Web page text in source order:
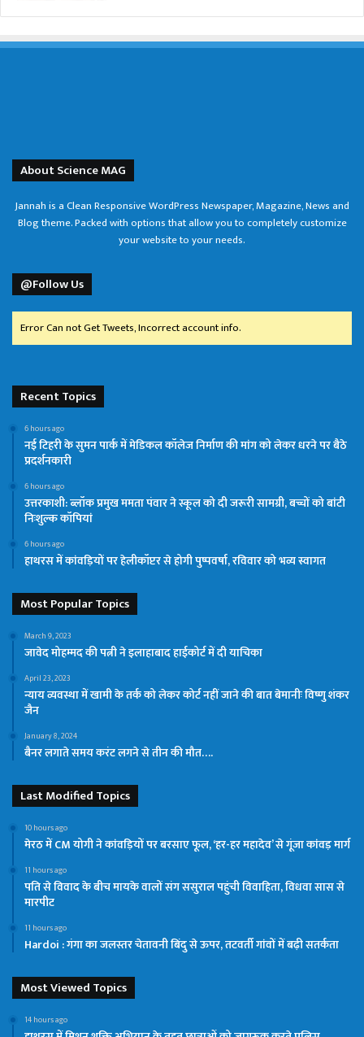
About Science MAG
Jannah is a Clean Responsive WordPress Newspaper, Magazine, News and
Blog theme. Packed with options that allow you to completely customize
your website to your needs.
@Follow Us
Error Can not Get Tweets, Incorrect account info.
Recent Topics
6 hours ago
नई टिहरी के सुमन पार्क में मेडिकल कॉलेज निर्माण की मांग को लेकर धरने पर बैठे
प्रदर्शनकारी
6 hours ago
उत्तरकाशी: ब्लॉक प्रमुख ममता पंवार ने स्कूल को दी जरूरी सामग्री, बच्चों को बांटी
निःशुल्क कॉपियां
6 hours ago
हाथरस में कांवड़ियों पर हेलीकॉप्टर से होगी पुष्पवर्षा, रविवार को भव्य स्वागत
Most Popular Topics
March 9, 2023
जावेद मोहम्मद की पत्नी ने इलाहाबाद हाईकोर्ट में दी याचिका
April 23, 2023
न्याय व्यवस्था में खामी के तर्क को लेकर कोर्ट नहीं जाने की बात बेमानीः विष्णु शंकर
जैन
January 8, 2024
बैनर लगाते समय करंट लगने से तीन की मौत….
Last Modified Topics
10 hours ago
मेरठ में CM योगी ने कांवड़ियों पर बरसाए फूल, ‘हर-हर महादेव’ से गूंजा कांवड़ मार्ग
11 hours ago
पति से विवाद के बीच मायके वालों संग ससुराल पहुंची विवाहिता, विधवा सास से
मारपीट
11 hours ago
Hardoi : गंगा का जलस्तर चेतावनी बिंदु से ऊपर, तटवर्ती गांवों में बढ़ी सतर्कता
Most Viewed Topics
14 hours ago